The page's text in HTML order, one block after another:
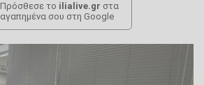
Πρόσθεσε το ilialive.gr στα
αγαπημένα σου στη Google